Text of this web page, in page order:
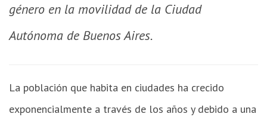
género en la movilidad de la Ciudad
Autónoma de Buenos Aires.
La población que habita en ciudades ha crecido
exponencialmente a través de los años y debido a una